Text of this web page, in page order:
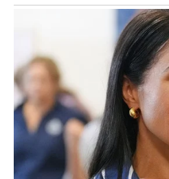
Sada jasno vidite ko vam
Birate sebe i svoju
Pred vama su veoma posebni